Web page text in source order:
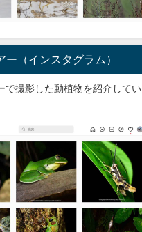
ー（インスタグラム）
で撮影した動植物を紹介してい